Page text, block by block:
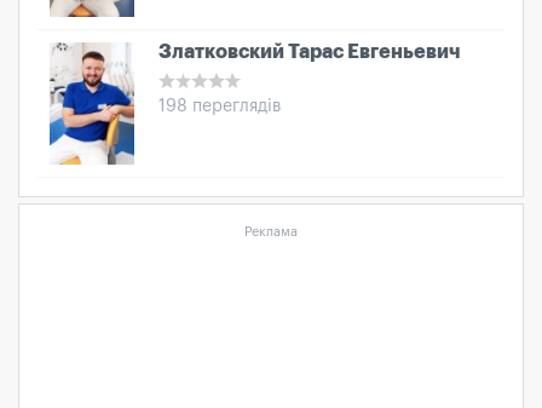
Златковский Тарас Евгеньевич
198 переглядів
Реклама